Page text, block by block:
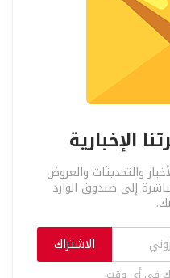
الإخبارية
والتحديثات والعروض
إلى صندوق الوارد
الاشتراك